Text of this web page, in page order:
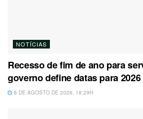
NOTÍCIAS
Recesso de fim de ano para
governo define datas para 2026
8 DE AGOSTO DE 2026, 18:29H